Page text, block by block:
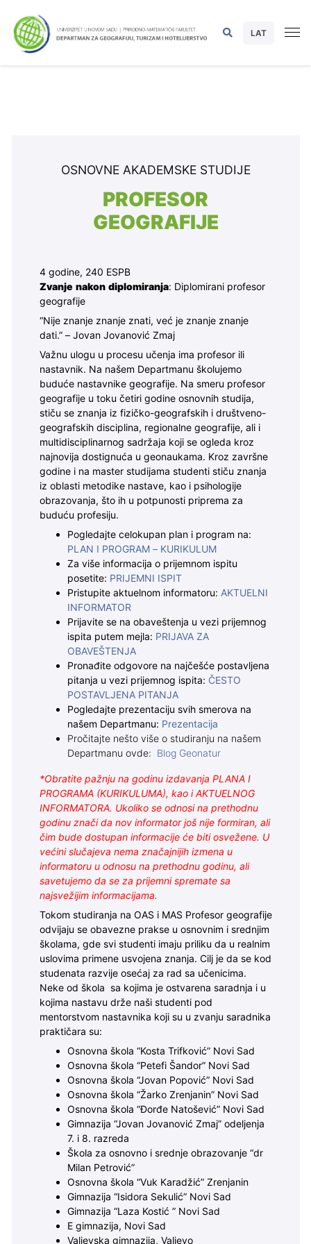
LAT
OSNOVNE AKADEMSKE STUDIJE
PROFESOR
GEOGRAFIJE
4 godine, 240 ESPB
Zvanje nakon diplomiranja: Diplomirani profesor
geografije
“Nije znanje znanje znati, već je znanje znanje
dati.” – Jovan Jovanović Zmaj
Važnu ulogu u procesu učenja ima profesor ili
nastavnik. Na našem Departmanu školujemo
buduće nastavnike geografije. Na smeru profesor
geografije u toku četiri godine osnovnih studija,
stiču se znanja iz fizičko-geografskih i društveno-
geografskih disciplina, regionalne geografije, ali i
multidisciplinarnog sadržaja koji se ogleda kroz
najnovija dostignuća u geonaukama. Kroz završne
godine i na master studijama studenti stiču znanja
iz oblasti metodike nastave, kao i psihologije
obrazovanja, što ih u potpunosti priprema za
buduću profesiju.
Pogledajte celokupan plan i program na:
PLAN I PROGRAM – KURIKULUM
Za više informacija o prijemnom ispitu
posetite: PRIJEMNI ISPIT
Pristupite aktuelnom informatoru: AKTUELNI
INFORMATOR
Prijavite se na obaveštenja u vezi prijemnog
ispita putem mejla: PRIJAVA ZA
OBAVEŠTENJA
Pronađite odgovore na najčešće postavljena
pitanja u vezi prijemnog ispita: ČESTO
POSTAVLJENA PITANJA
Pogledajte prezentaciju svih smerova na
našem Departmanu: Prezentacija
Pročitajte nešto više o studiranju na našem
Departmanu ovde: Blog Geonatur
*Obratite pažnju na godinu izdavanja PLANA I
PROGRAMA (KURIKULUMA), kao i AKTUELNOG
INFORMATORA. Ukoliko se odnosi na prethodnu
godinu znači da nov informator još nije formiran, ali
čim bude dostupan informacije će biti osvežene. U
većini slučajeva nema značajnijih izmena u
informatoru u odnosu na prethodnu godinu, ali
savetujemo da se za prijemni spremate sa
najsvežijim informacijama.
Tokom studiranja na OAS i MAS Profesor geografije
odvijaju se obavezne prakse u osnovnim i srednjim
školama, gde svi studenti imaju priliku da u realnim
uslovima primene usvojena znanja. Cilj je da se kod
studenata razvije osećaj za rad sa učenicima.
Neke od škola sa kojima je ostvarena saradnja i u
kojima nastavu drže naši studenti pod
mentorstvom nastavnika koji su u zvanju saradnika
praktičara su:
Osnovna škola “Kosta Trifković” Novi Sad
Osnovna škola “Petefi Šandor” Novi Sad
Osnovna škola “Jovan Popović” Novi Sad
Osnovna škola “Žarko Zrenjanin” Novi Sad
Osnovna škola “Đorđe Natošević” Novi Sad
Gimnazija “Jovan Jovanović Zmaj” odeljenja
7. i 8. razreda
Škola za osnovno i srednje obrazovanje “dr
Milan Petrović”
Osnovna škola “Vuk Karadžić” Zrenjanin
Gimnazija “Isidora Sekulić” Novi Sad
Gimnazija “Laza Kostić ” Novi Sad
E gimnazija, Novi Sad
Valjevska gimnazija, Valjevo